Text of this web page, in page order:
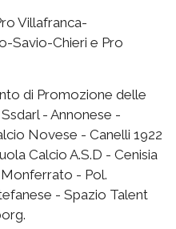
Villafranca-
Savio-Chieri e Pro
di Promozione delle
Ssdarl - Annonese -
Novese - Canelli 1922
Calcio A.S.D - Cenisia
- Pol.
- Spazio Talent